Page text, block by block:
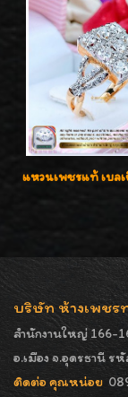
บริษัท ห้างเพชรท
สำนักงานใหญ่ 166-
อ.เมือง จ.อุดรธานี
ติดต่อ คุณหน่อย